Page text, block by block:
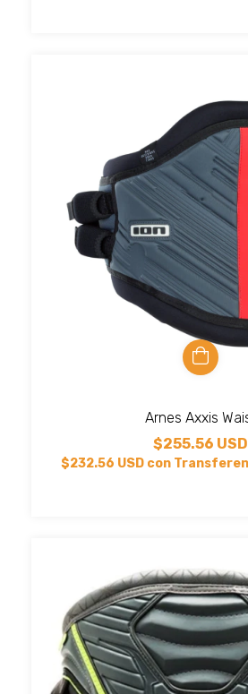
Arnes Axxis
$255.56 USD
$232.56 USD con